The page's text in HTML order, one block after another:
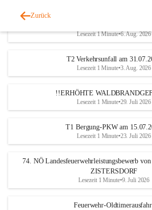
Zurück
Lesezeit 1 Minute•6. Aug. 2026
T2 Verkehrsunfall am
Lesezeit 1 Minute•3. Aug. 2026
!!ERHÖHTE
Lesezeit 1 Minute•29. Juli 2026
T1 Bergung-PKW am
Lesezeit 1 Minute•23. Juli 2026
74. NÖ Landesfeuerwehrleistungsbewerb
ZISTERSDORF
Lesezeit 1 Minute•9. Juli 2026
Feuerwehr-